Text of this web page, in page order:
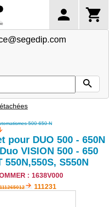
500-650 N
pour DUO 500 - 650N
VISION 500 - 650
S550N
: 1638V000
111231